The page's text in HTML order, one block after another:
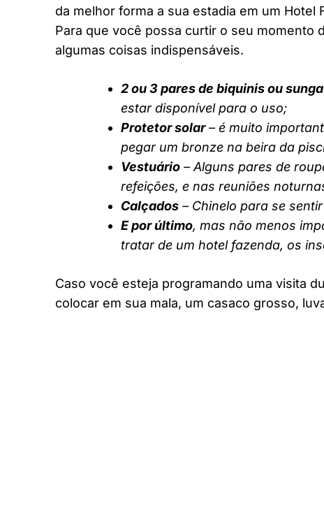
da melhor forma a sua estadia em um Hotel
Para que você possa curtir o seu momento
algumas coisas indispensáveis.
2 ou 3 pares de biquinis ou sunga
estar disponível para o uso;
Protetor solar– é muito
pegar um bronze na beira da
Vestuário – Alguns pares de
refeições, e nas reuniões
Calçados – Chinelo para se
E por último, mas não menos
tratar de um hotel fazenda, os
Caso você esteja programando uma visita
colocar em sua mala, um casaco grosso,